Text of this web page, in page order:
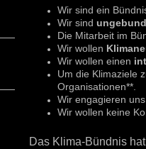
Wir sind ein
Wir sind
Die Mitarbeit im
Wir wollen
Wir wollen einen
Um die Klimaziele
Organisationen**.
Wir engagieren
Wir wollen keine
Das Klima-Bündnis